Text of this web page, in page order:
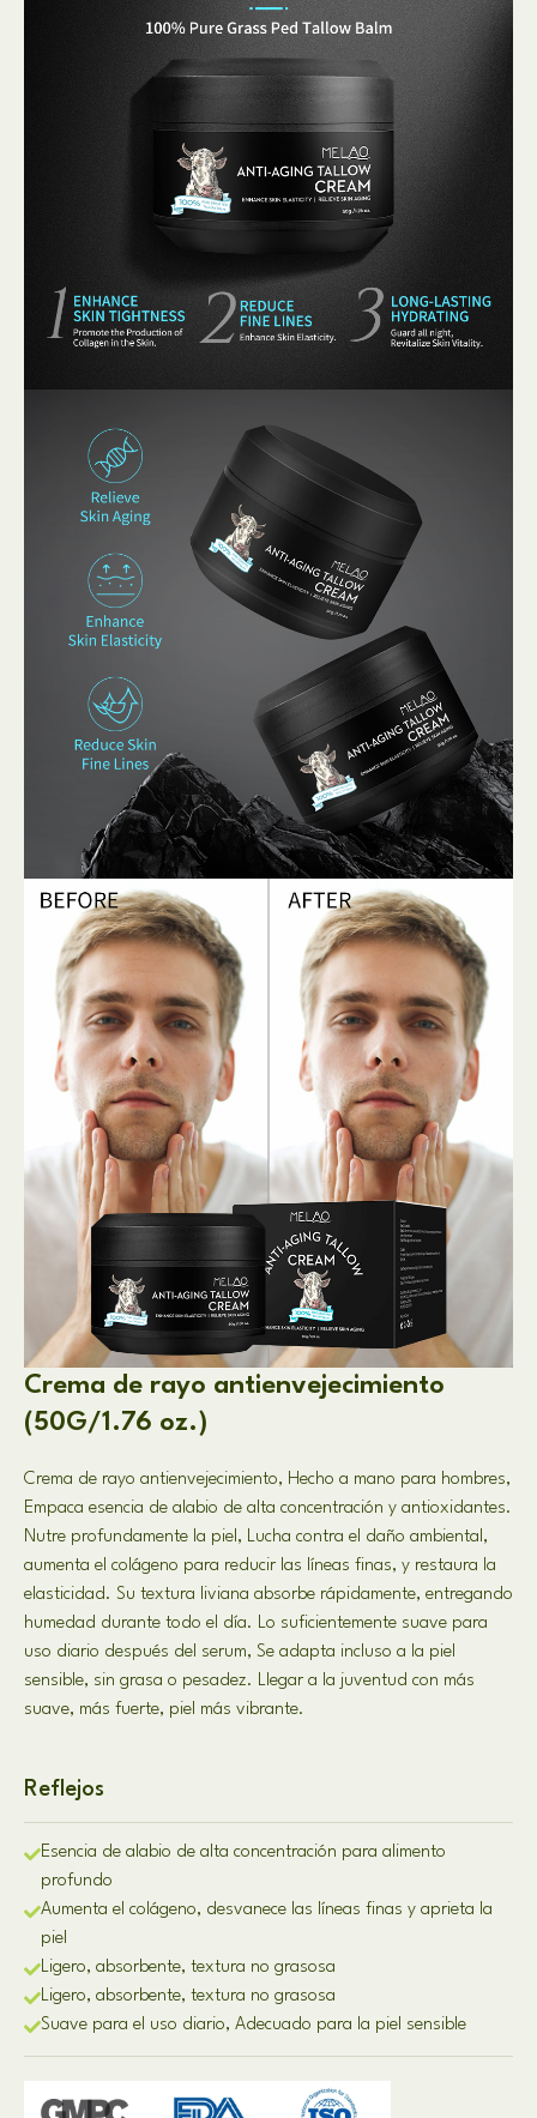
Crema de rayo antienvejecimiento
(50G/1.76 oz.)
Crema de rayo antienvejecimiento, Hecho a mano para hombres,
Empaca esencia de alabio de alta concentración y antioxidantes.
Nutre profundamente la piel, Lucha contra el daño ambiental,
aumenta el colágeno para reducir las líneas finas, y restaura la
elasticidad. Su textura liviana absorbe rápidamente, entregando
humedad durante todo el día. Lo suficientemente suave para
uso diario después del serum, Se adapta incluso a la piel
sensible, sin grasa o pesadez. Llegar a la juventud con más
suave, más fuerte, piel más vibrante.
Reflejos
Esencia de alabio de alta concentración para alimento
profundo
Aumenta el colágeno, desvanece las líneas finas y aprieta la
piel
Ligero, absorbente, textura no grasosa
Ligero, absorbente, textura no grasosa
Suave para el uso diario, Adecuado para la piel sensible